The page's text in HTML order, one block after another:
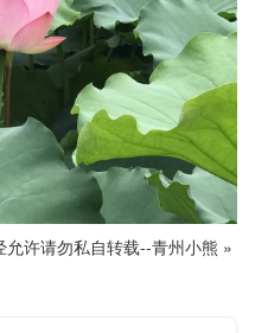
许请勿私自转载--青州小熊 »